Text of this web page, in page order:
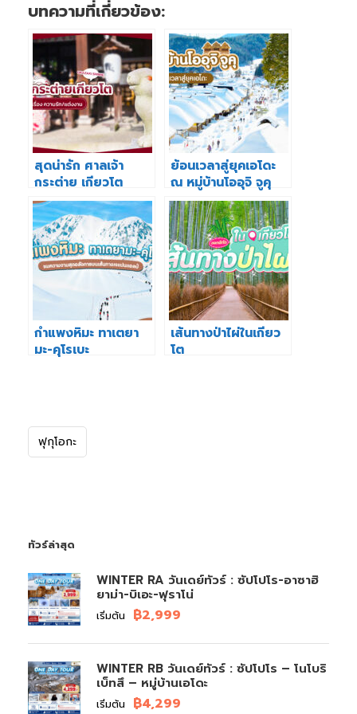
บทความที่เกี่ยวข้อง:
สุดน่ารัก ศาลเจ้า
กระต่าย เกียวโต
ย้อนเวลาสู่ยุคเอโดะ
ณ หมู่บ้านโออุจิ จูคุ
จังหวัดฟุคุชิมะ
กำแพงหิมะ ทาเตยา
มะ-คุโรเบะ
เส้นทางป่าไผ่ในเกียว
โต
ฟุกุโอกะ
ทัวร์ล่าสุด
WINTER RA วันเดย์ทัวร์ : ซัปโปโร-อาซาฮิ
ยาม่า-บิเอะ-ฟุราโน่
เริ่มต้น ฿2,999
WINTER RB วันเดย์ทัวร์ : ซัปโปโร – โนโบริ
เบ็ทสึ – หมู่บ้านเอโดะ
เริ่มต้น ฿4,299